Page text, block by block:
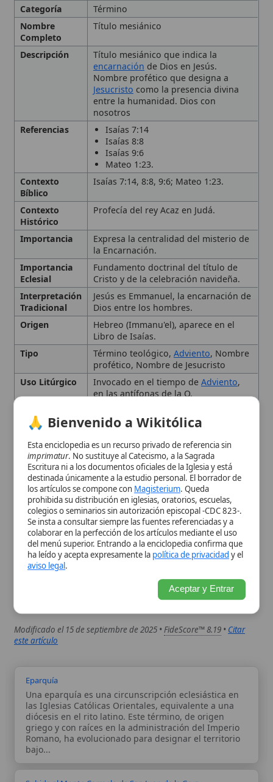
Descripción Título mesiánico que indica la
encarnaciónde Dios en Jesús.
Nombre profético que designa a
entre la humanidad. Dios con
nosotros
Isaías 7:14
Isaías 8:8
Isaías 9:6
Mateo 1:23.
Contexto
Bíblico
Isaías 7:14, 8:8, 9:6; Mateo 1:23.
Profecía del rey Acaz en Judá.
Importancia
Expresa la centralidad del misterio de
la Encarnación.
Importancia
Eclesial
Fundamento doctrinal del título de
Cristo y de la celebración navideña.
Interpretación
Tradicional
Dios entre los hombres.
Hebreo (Immanu'el), aparece en el
Libro de Isaías.
Tipo
Término teológico,Adviento, Nombre
profético, Nombre de Jesucristo
Uso Litúrgico Invocado en el tiempo deAdviento
en las antífonas de la O.
Origen y Significado Bíblico
Emmanuel en la Teología
Católica
Emmanuel en la Liturgia y la
Devoción
Conclusión
Citas y referencias
Modificado el 15 de septiembre de 2025 •FideScore™ 8.19•Citar
este artículo
Una eparquía es una circunscripción eclesiástica en
las Iglesias Católicas Orientales, equivalente a una
Romano, ha evolucionado para designar el territorio
bajo...
La Subida del Monte Carmelo es una obra cumbre de
la espiritualidad cristiana escrita por san Juan de la
Cruz, en la que el autor presenta, con lenguaje de fe
y experiencia, el itinerario interior por el que el
alma...
🙏 Bienvenido a Wikitólica
Esta enciclopedia es un recurso privado de referencia sin
imprimatur. No sustituye al Catecismo, a la Sagrada
Escritura ni a los documentos oficiales de la Iglesia y está
destinada únicamente a la estudio personal. El borrador de
colegios o seminarios sin autorización episcopal -CDC 823-.
Se insta a consultar siempre las fuentes referenciadas y a
colaborar en la perfección de los artículos mediante el uso
del menú superior. Entrando a la enciclopedia confirma que
ha leído y acepta expresamente lapolítica de privacidady el
aviso legal
Aceptar y Entrar